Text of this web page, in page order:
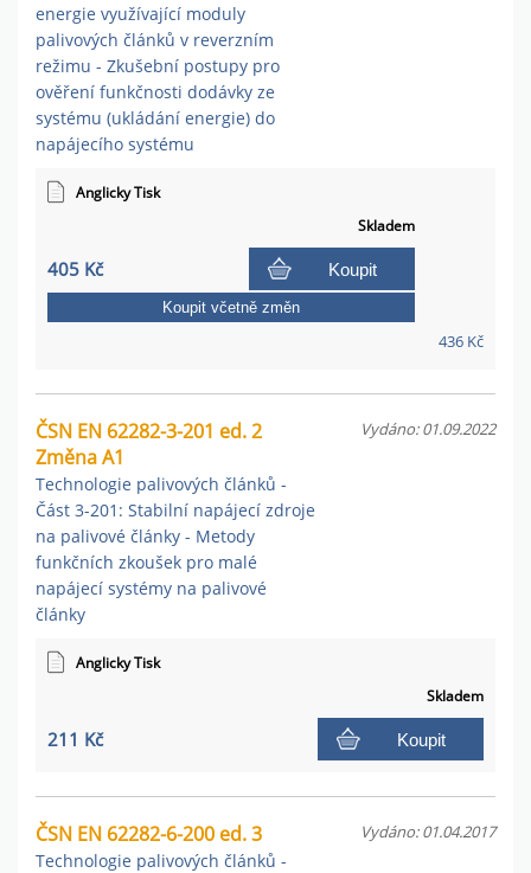
energie využívající moduly
palivových článků v reverzním
režimu - Zkušební postupy pro
ověření funkčnosti dodávky ze
systému (ukládání energie) do
napájecího systému
Anglicky Tisk
Skladem
405 Kč Koupit
436 Kč
Koupit včetně změn
ČSN EN 62282-3-201 ed. 2
Změna A1
Technologie palivových článků -
Část 3-201: Stabilní napájecí zdroje
na palivové články - Metody
funkčních zkoušek pro malé
napájecí systémy na palivové
články
Vydáno: 01.09.2022
Anglicky Tisk
Skladem
211 Kč Koupit
ČSN EN 62282-6-200 ed. 3
Technologie palivových článků -
Vydáno: 01.04.2017